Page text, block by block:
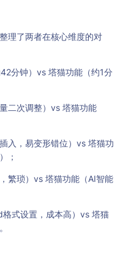
理了两者在核心维度的对
分钟）vs 塔猫功能（约1分
二次调整）vs 塔猫功能
入，易变形错位）vs 塔猫功
；
繁琐）vs 塔猫功能（AI智能
式设置，成本高）vs 塔猫